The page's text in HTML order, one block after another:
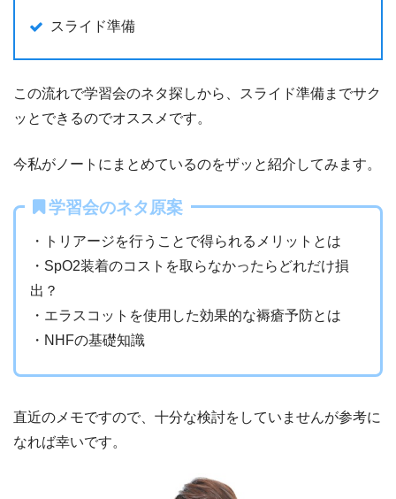
スライド準備
この流れで学習会のネタ探しから、スライド準備までサク
ッとできるのでオススメです。
今私がノートにまとめているのをザッと紹介してみます。
学習会のネタ原案
・トリアージを行うことで得られるメリットとは
・SpO2装着のコストを取らなかったらどれだけ損
出？
・エラスコットを使用した効果的な褥瘡予防とは
・NHFの基礎知識
直近のメモですので、十分な検討をしていませんが参考に
なれば幸いです。